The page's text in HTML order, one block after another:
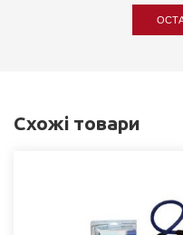
Схожі товари